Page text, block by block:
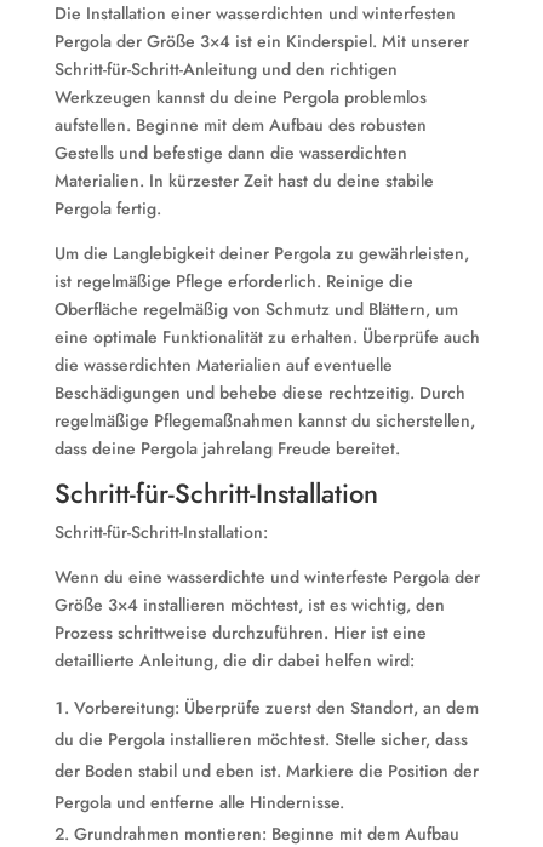
Die Installation einer wasserdichten und winterfesten
Pergola der Größe 3×4 ist ein Kinderspiel. Mit unserer
Schritt-für-Schritt-Anleitung und den richtigen
Werkzeugen kannst du deine Pergola problemlos
aufstellen. Beginne mit dem Aufbau des robusten
Gestells und befestige dann die wasserdichten
Materialien. In kürzester Zeit hast du deine stabile
Pergola fertig.
Um die Langlebigkeit deiner Pergola zu gewährleisten,
ist regelmäßige Pflege erforderlich. Reinige die
Oberfläche regelmäßig von Schmutz und Blättern, um
eine optimale Funktionalität zu erhalten. Überprüfe auch
die wasserdichten Materialien auf eventuelle
Beschädigungen und behebe diese rechtzeitig. Durch
regelmäßige Pflegemaßnahmen kannst du sicherstellen,
dass deine Pergola jahrelang Freude bereitet.
Schritt-für-Schritt-Installation
Schritt-für-Schritt-Installation:
Wenn du eine wasserdichte und winterfeste Pergola der
Größe 3×4 installieren möchtest, ist es wichtig, den
Prozess schrittweise durchzuführen. Hier ist eine
detaillierte Anleitung, die dir dabei helfen wird:
Vorbereitung: Überprüfe zuerst den Standort, an dem
du die Pergola installieren möchtest. Stelle sicher, dass
der Boden stabil und eben ist. Markiere die Position der
Pergola und entferne alle Hindernisse.
Grundrahmen montieren: Beginne mit dem Aufbau